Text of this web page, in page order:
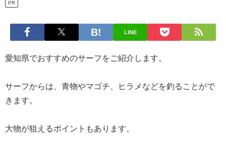
PR
LINE
愛知県でおすすめのサーフをご紹介します。
サーフからは、青物やマゴチ、ヒラメなどを釣ることがで
きます。
大物が狙えるポイントもあります。